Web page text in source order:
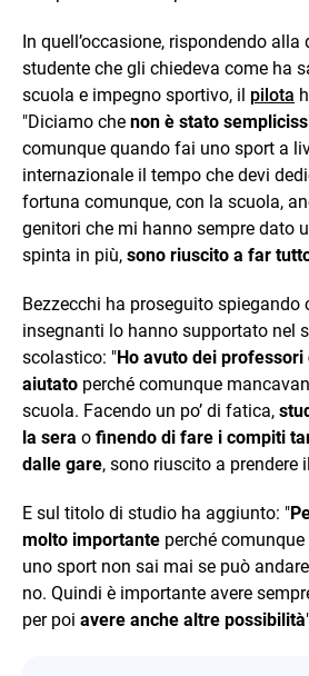
In quell’occasione, rispondendo
studente che gli chiedeva come ha
scuola e impegno sportivo, il pilota
"Diciamo che non è stato
comunque quando fai uno sport a
internazionale il tempo che devi
fortuna comunque, con la scuola,
genitori che mi hanno sempre dato
spinta in più, sono riuscito a far
Bezzecchi ha proseguito spiegando
insegnanti lo hanno supportato nel
scolastico: "Ho avuto dei professori
aiutato perché comunque
scuola. Facendo un po’ di fatica,
la sera o finendo di fare i compiti
dalle gare, sono riuscito a prendere
E sul titolo di studio ha aggiunto: "
molto importante perché
uno sport non sai mai se può
no. Quindi è importante avere
per poi avere anche altre possibilità